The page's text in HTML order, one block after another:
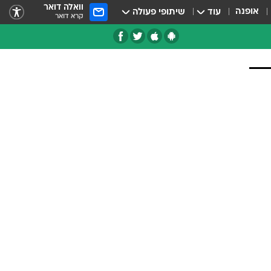
אופנה עוד שיתופי פעולה וואלה דואר
קרא דואר